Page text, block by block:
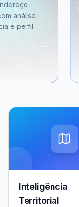
análise
e perfil
Inteligência
Territorial